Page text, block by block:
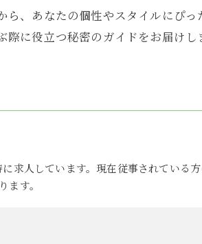
、あなたの個性やスタイルにぴっ
に役立つ秘密のガイドをお届けし
求人しています。現在従事されている
す。